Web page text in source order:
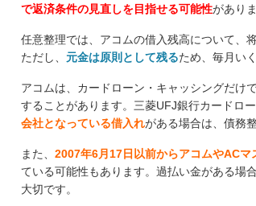
で返済条件の見直しを目指せる可能性がありま
任意整理では、アコムの借入残高について、
ただし、 元金は原則として残るため、毎月い
アコムは、カードローン・キャッシングだけ
することがあります。三菱UFJ銀行カードロ
会社となっている借入れがある場合は、債務
また、 2007年6月17日以前からアコムやAC
ている可能性もあります。過払い金がある場
大切です。